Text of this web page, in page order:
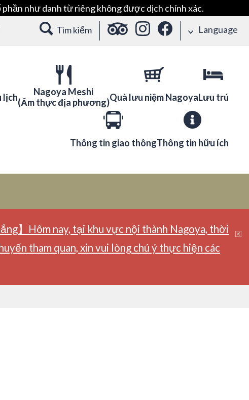
phần như danh từ riêng không được dịch chính xác.
Tìm kiếm Language
lịch
Nagoya Meshi
(Ẩm thực địa phương)Quà lưu niệm NagoyaLưu trú
Thông tin giao thôngThông tin hữu ích
】Hôm nay, tại khu vực nội thành Nagoya, thời
tham quan, xin vui lòng chú ý thực hiện các